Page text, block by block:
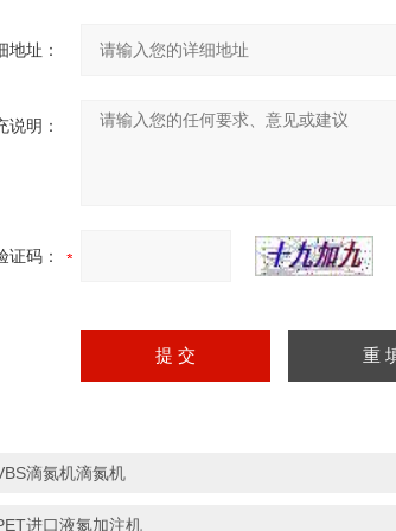
地址：
说明：
证码：
滴氮机滴氮机
进口液氮加注机